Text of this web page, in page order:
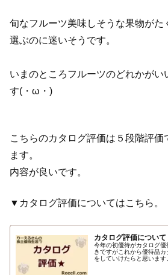
旬なフルーツ美味しそうな果物がた
選ぶのに迷いそうです。
いまのところフルーツのどれかがい
す(・ω・)
こちらのカタログ評価は５段階
ます。
内容が良いです。
▼カタログ評価についてはこちら。
カタログ評価について
今年の初優待がカタログ
きですがこれから優待品
をしていけたらと思います